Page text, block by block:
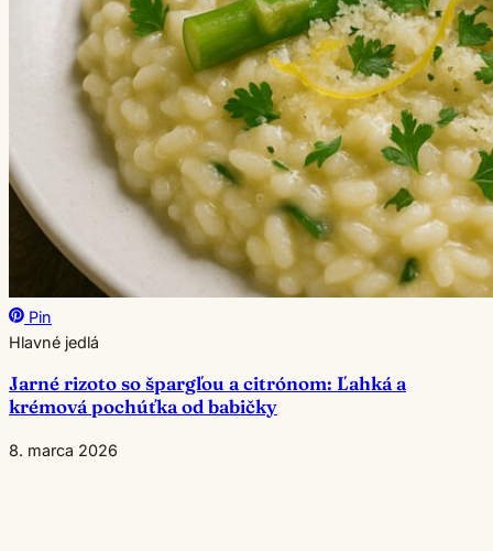
Pin
Hlavné jedlá
Jarné rizoto so špargľou a citrónom: Ľahká a
krémová pochúťka od babičky
8. marca 2026